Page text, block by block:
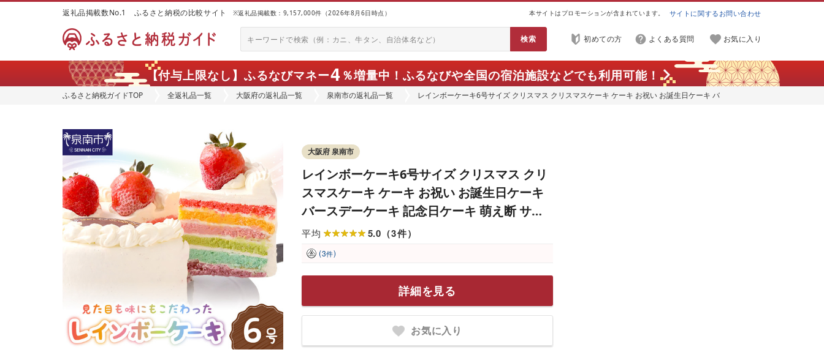
返礼品掲載数No.1 ふるさと納税の比較サイト ※返礼品掲載数：9,157,000件（2026年8月6日時点） 本サイトはプロモーションが含まれています。 サイトに関するお問い合わせ
初めての方 よくある質問 お気に入り
【付与上限なし】ふるなびマネー4％増量中！ ふるなびや全国の宿泊施設などでも利用可能！
ふるさと納税ガイドTOP 全返礼品一覧 大阪府の返礼品一覧 泉南市の返礼品一覧
レインボーケーキ6号サイズ クリスマス クリスマスケーキ ケーキ お祝い お誕生日ケーキ バ
大阪府 泉南市
レインボーケーキ6号サイズ クリスマス クリ
スマスケーキ ケーキ お祝い お誕生日ケーキ
バースデーケーキ 記念日ケーキ 萌え断 サプ
ライズ[074D-039]
平均 5.0 （3件）
(3件)
詳細を見る
お気に入り